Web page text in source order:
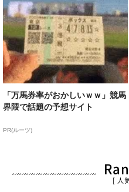
「万馬券率がおかしいｗｗ」競馬
界隈で話題の予想サイト
PR(ルーツ)
[ 人